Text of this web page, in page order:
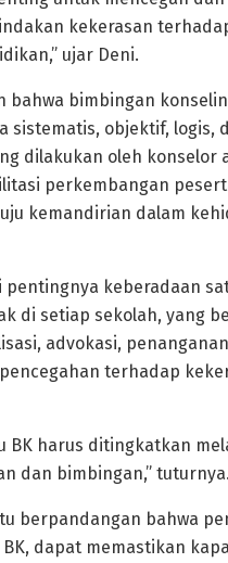
kekerasan
ujar Deni.
bahwa bimbingan
sistematis, objektif, logis,
dilakukan oleh konselor
perkembangan
kemandirian dalam
pentingnya keberadaan
di setiap sekolah, yang
advokasi, penanganan
terhadap
BK harus ditingkatkan
dan bimbingan,” tuturnya.
berpandangan bahwa
dapat memastikan